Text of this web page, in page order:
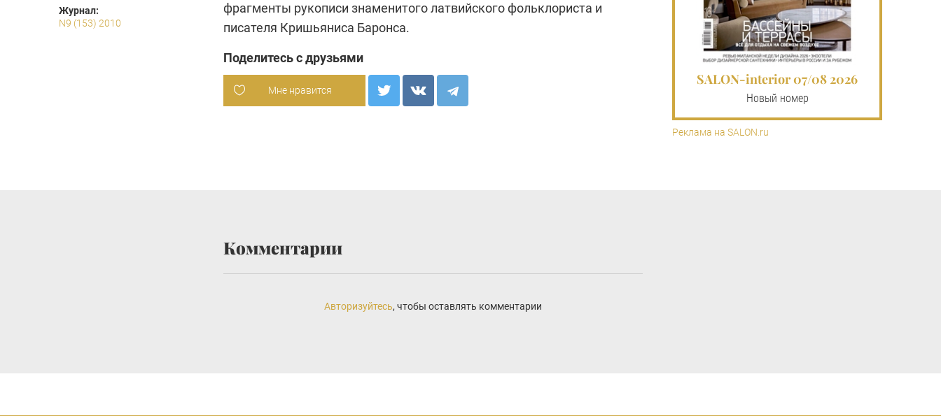
Журнал:
N9 (153) 2010
фрагменты рукописи знаменитого латвийского фольклориста и
писателя Кришьяниса Баронса.
Поделитесь с друзьями
Мне нравится
SALON-interior 07/08 2026
Новый номер
Реклама на SALON.ru
Комментарии
Авторизуйтесь, чтобы оставлять комментарии